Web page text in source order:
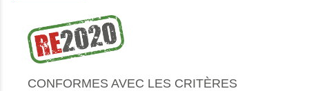
CONFORMES AVEC LES CRITÈRES